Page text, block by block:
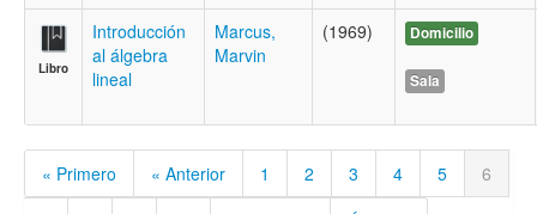
Libro
Introducción
al álgebra
lineal
Marcus,
Marvin
(1969) Domicilio
Sala
« Primero « Anterior 1 2 3 4 5
6